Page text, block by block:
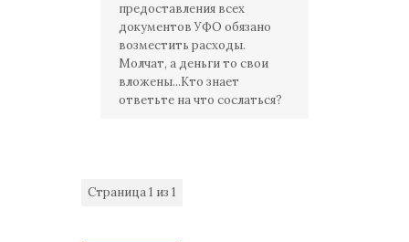
предоставления всех
документов УФО обязано
возместить расходы.
Молчат, а деньги то свои
вложены...Кто знает
ответьте на что сослаться?
Страница1 из 1